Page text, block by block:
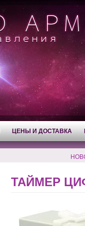
ЦЕНЫ И ДОСТАВКА
ТАЙМЕР